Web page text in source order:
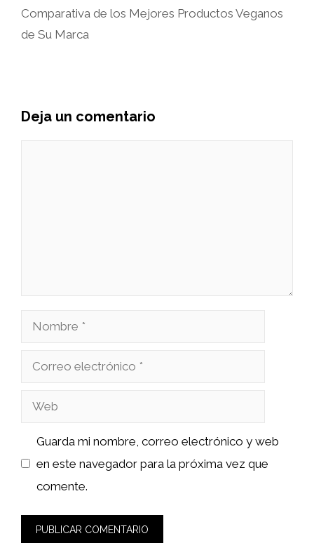
Comparativa de los Mejores Productos Veganos
de Su Marca
Deja un comentario
Nombre
Correo
Web
Guarda mi nombre, correo electrónico y web
en este navegador para la próxima vez que
comente.